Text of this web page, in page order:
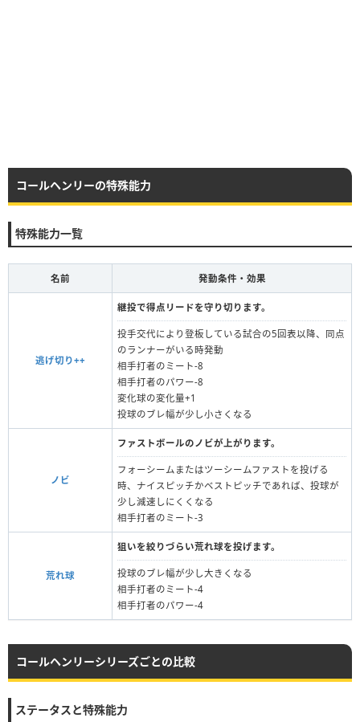
コールヘンリーの特殊能力
特殊能力一覧
名前 発動条件・効果
逃げ切り++
継投で得点リードを守り切ります。
投手交代により登板している試合の5回表以降、同点
のランナーがいる時発動
相手打者のミート-8
相手打者のパワー-8
変化球の変化量+1
投球のブレ幅が少し小さくなる
ノビ
ファストボールのノビが上がります。
フォーシームまたはツーシームファストを投げる
時、ナイスピッチかベストピッチであれば、投球が
少し減速しにくくなる
相手打者のミート-3
荒れ球
狙いを絞りづらい荒れ球を投げます。
投球のブレ幅が少し大きくなる
相手打者のミート-4
相手打者のパワー-4
コールヘンリーシリーズごとの比較
ステータスと特殊能力